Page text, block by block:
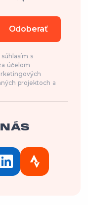
Odoberať
s
účelom
projektoch a